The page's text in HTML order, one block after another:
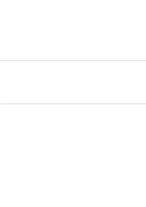
Pública